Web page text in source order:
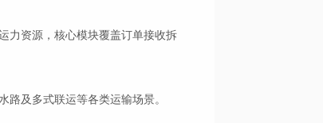
力资源，核心模块覆盖订单接收拆
及多式联运等各类运输场景。